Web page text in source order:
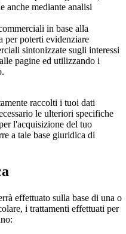
anche mediante analisi
in base alla
per poterti evidenziare
sintonizzate sugli interessi
pagine ed utilizzando i
raccolti i tuoi dati
le ulteriori specifiche
l'acquisizione del tuo
a tale base giuridica di
effettuato sulla base di una o
i trattamenti effettuati per